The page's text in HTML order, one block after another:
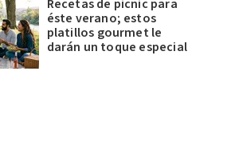
Recetas de picnic para
éste verano; estos
platillos gourmet le
darán un toque especial